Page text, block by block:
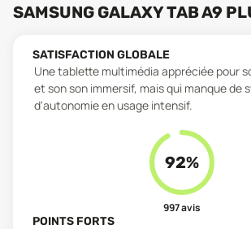
SAMSUNG GALAXY TAB A9
SATISFACTION GLOBALE
Une tablette multimédia appréciée pour
et son son immersif, mais qui manque de
d'autonomie en usage intensif.
92%
997avis
POINTS FORTS